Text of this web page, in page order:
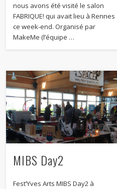
nous avons été visité le salon
FABRIQUE! qui avait lieu à Rennes
ce week-end. Organisé par
MakeMe (l’équipe …
MIBS Day2
Fest’Yves Arts MIBS Day2 à